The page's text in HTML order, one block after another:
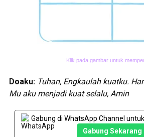
Klik pada gambar untuk
Doaku: Tuhan, Engkaulah kuatku.
Mu aku menjadi kuat selalu, Amin
Gabung di WhatsApp Channel
Gabung Sekarang